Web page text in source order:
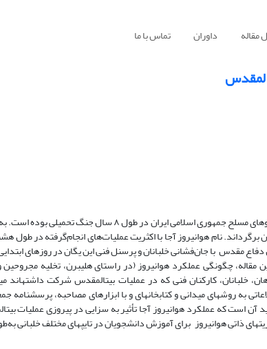
مقاله داوران تماس با ما
به اعتقاد کارشناسان نظامی، عملیات بیت‌المقدس بزرگ‌ترین و موفق‌ترین عملیات نیروهای مسلح جمهوری
نام هوانیروز آجا با اکثریت عملیات‌های انجام‌گرفته در
با جان‌فشانی خلبانان و پرسنل فنی این یگان در روزهای ابتدایی
چگونگی عملکرد هوانیروز (در راستای هلی­برن، تخلیه
خلبانان، کارکنان فنی که در عملیات‌ بیت­المقدس شرکت
به روش­های میدانی و کتابخانه­ای و با ابزارهای مصاحبه، پرسشنامه
آن است که عملکرد هوانیروز آجا تأثیر به سزایی در پیروزی عملیات
ذاتی هوانیروز برای آموزش دانشجویان در تایپ­های مختلف خلبانی